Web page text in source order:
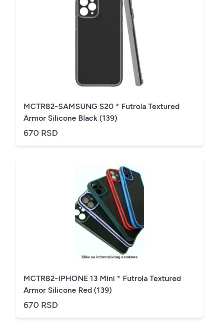
MCTR82-SAMSUNG S20 * Futrola Textured
Armor Silicone Black (139)
670 RSD
MCTR82-IPHONE 13 Mini * Futrola Textured
Armor Silicone Red (139)
670 RSD